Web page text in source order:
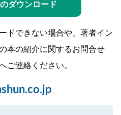
ダウンロード
ドできない場合や、著者イン
本の紹介に関するお問合せ
ご連絡ください。